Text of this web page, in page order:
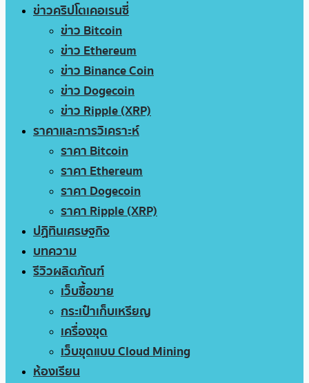
ข่าวคริปโตเคอเรนซี่
ข่าว Bitcoin
ข่าว Ethereum
ข่าว Binance Coin
ข่าว Dogecoin
ข่าว Ripple (XRP)
ราคาและการวิเคราะห์
ราคา Bitcoin
ราคา Ethereum
ราคา Dogecoin
ราคา Ripple (XRP)
ปฏิทินเศรษฐกิจ
บทความ
รีวิวผลิตภัณฑ์
เว็บซื้อขาย
กระเป๋าเก็บเหรียญ
เครื่องขุด
เว็บขุดแบบ Cloud Mining
ห้องเรียน